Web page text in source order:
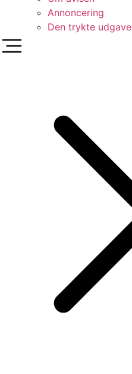
Annoncering
Den trykte udgave